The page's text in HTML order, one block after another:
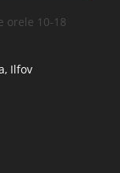
orele 10-18
Ilfov